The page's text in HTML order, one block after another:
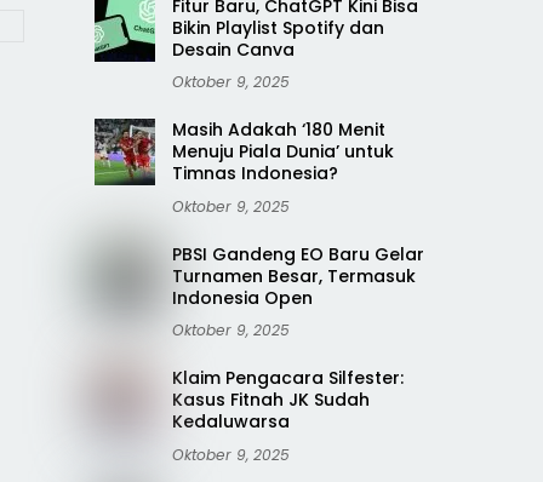
Fitur Baru, ChatGPT Kini Bisa
Bikin Playlist Spotify dan
Desain Canva
Oktober 9, 2025
Masih Adakah ‘180 Menit
Menuju Piala Dunia’ untuk
Timnas Indonesia?
Oktober 9, 2025
PBSI Gandeng EO Baru Gelar
Turnamen Besar, Termasuk
Indonesia Open
Oktober 9, 2025
Klaim Pengacara Silfester:
Kasus Fitnah JK Sudah
Kedaluwarsa
Oktober 9, 2025